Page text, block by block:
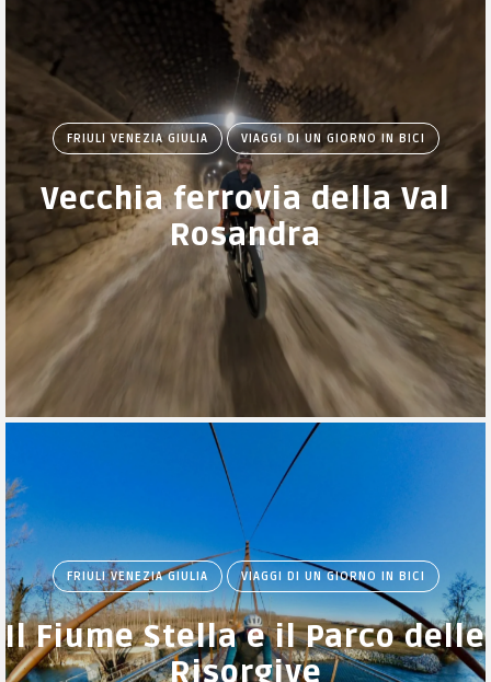
FRIULI VENEZIA GIULIA VIAGGI DI UN GIORNO IN BICI
Vecchia ferrovia della Val
Rosandra
FRIULI VENEZIA GIULIA VIAGGI DI UN GIORNO IN BICI
Il Fiume Stella e il Parco delle
Risorgive